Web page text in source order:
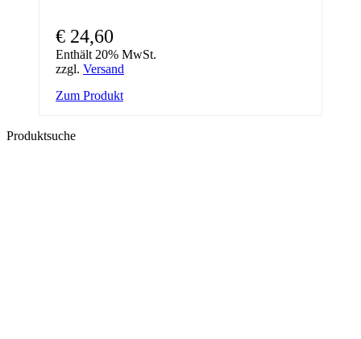
€ 24,60
Enthält 20% MwSt.
zzgl. Versand
Zum Produkt
Produktsuche